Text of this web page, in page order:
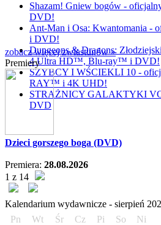
Shazam! Gniew bogów -
DVD!
Ant-Man i Osa: Kwantomania -
i DVD!
Dungeons & Dragons:
4 Ultra HD™, Blu-ray™ i DVD!
SZYBCY I WŚCIEKLI 10 -
RAY™ i 4K UHD!
STRAŻNICY GALAKTYKI
DVD
zobacz więcej zwiastunów »
Premiery
Dzieci gorszego boga (DVD)
Premiera: 28.08.2026
1 z 14
Kalendarium wydawnicze - sierpień
Pn
Wt Śr Cz Pi So
Ni